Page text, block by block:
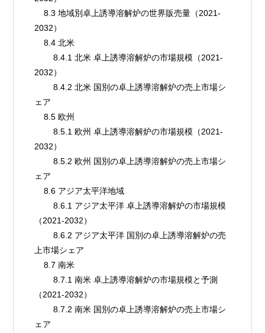
    8.3 地域別卓上誘導溶解炉の世界販売量（2021-
2032）
    8.4 北米
        8.4.1 北米 卓上誘導溶解炉の市場規模（2021-
2032）
        8.4.2 北米 国別の卓上誘導溶解炉の売上市場シ
ェア
    8.5 欧州
        8.5.1 欧州 卓上誘導溶解炉の市場規模（2021-
2032）
        8.5.2 欧州 国別の卓上誘導溶解炉の売上市場シ
ェア
    8.6 アジア太平洋地域
        8.6.1 アジア太平洋 卓上誘導溶解炉の市場規模
（2021-2032）
        8.6.2 アジア太平洋 国別の卓上誘導溶解炉の売
上市場シェア
    8.7 南米
        8.7.1 南米 卓上誘導溶解炉の市場規模と予測
（2021-2032）
        8.7.2 南米 国別の卓上誘導溶解炉の売上市場シ
ェア